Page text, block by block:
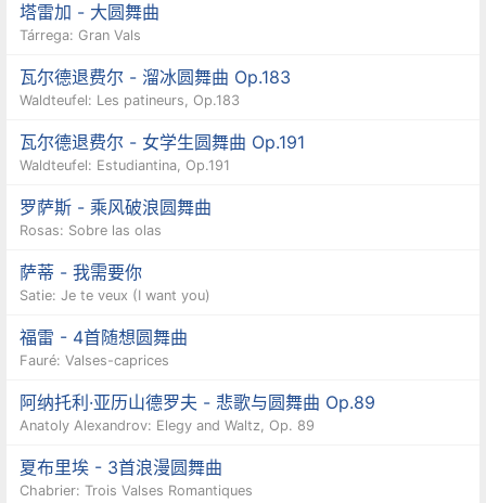
塔雷加 - 大圆舞曲
Tárrega: Gran Vals
瓦尔德退费尔 - 溜冰圆舞曲 Op.183
Waldteufel: Les patineurs, Op.183
瓦尔德退费尔 - 女学生圆舞曲 Op.191
Waldteufel: Estudiantina, Op.191
罗萨斯 - 乘风破浪圆舞曲
Rosas: Sobre las olas
萨蒂 - 我需要你
Satie: Je te veux (I want you)
福雷 - 4首随想圆舞曲
Fauré: Valses-caprices
阿纳托利·亚历山德罗夫 - 悲歌与圆舞曲 Op.89
Anatoly Alexandrov: Elegy and Waltz, Op. 89
夏布里埃 - 3首浪漫圆舞曲
Chabrier: Trois Valses Romantiques